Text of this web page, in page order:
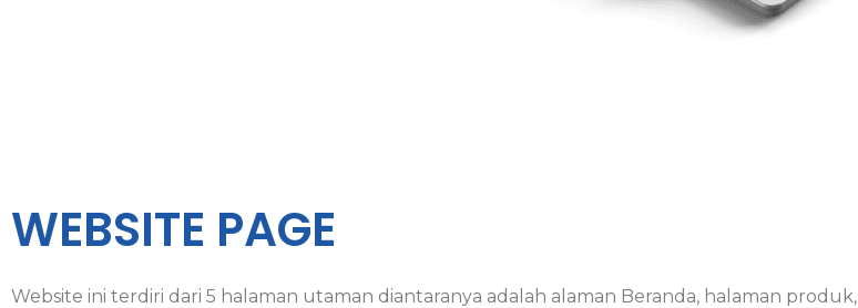
WEBSITE PAGE
Website ini terdiri dari 5 halaman utaman diantaranya adalah alaman Beranda, halaman produk,